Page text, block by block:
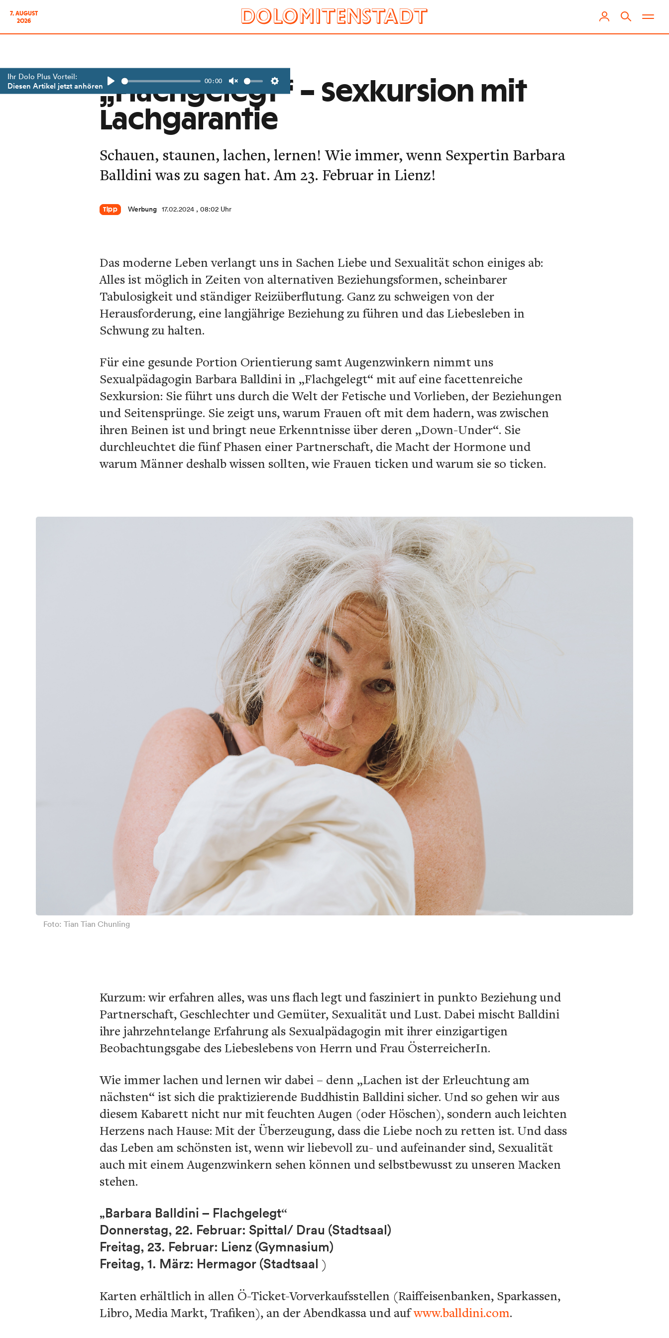
7. AUGUST
2026
Ihr Dolo Plus Vorteil:
Diesen Artikel jetzt anhören
Play
00:00
Unmute Settings
„Flachgelegt“ – Sexkursion mit
Lachgarantie
Schauen, staunen, lachen, lernen! Wie immer, wenn Sexpertin Barbara
Balldini was zu sagen hat. Am 23. Februar in Lienz!
Tipp Werbung 17.02.2024 , 08:02 Uhr
Das moderne Leben verlangt uns in Sachen Liebe und Sexualität schon einiges ab:
Alles ist möglich in Zeiten von alternativen Beziehungsformen, scheinbarer
Tabulosigkeit und ständiger Reizüberflutung. Ganz zu schweigen von der
Herausforderung, eine langjährige Beziehung zu führen und das Liebesleben in
Schwung zu halten.
Für eine gesunde Portion Orientierung samt Augenzwinkern nimmt uns
Sexualpädagogin Barbara Balldini in „Flachgelegt“ mit auf eine facettenreiche
Sexkursion: Sie führt uns durch die Welt der Fetische und Vorlieben, der Beziehungen
und Seitensprünge. Sie zeigt uns, warum Frauen oft mit dem hadern, was zwischen
ihren Beinen ist und bringt neue Erkenntnisse über deren „Down-Under“. Sie
durchleuchtet die fünf Phasen einer Partnerschaft, die Macht der Hormone und
warum Männer deshalb wissen sollten, wie Frauen ticken und warum sie so ticken.
Foto: Tian Tian Chunling
Kurzum: wir erfahren alles, was uns flach legt und fasziniert in punkto Beziehung und
Partnerschaft, Geschlechter und Gemüter, Sexualität und Lust. Dabei mischt Balldini
ihre jahrzehntelange Erfahrung als Sexualpädagogin mit ihrer einzigartigen
Beobachtungsgabe des Liebeslebens von Herrn und Frau ÖsterreicherIn.
Wie immer lachen und lernen wir dabei – denn „Lachen ist der Erleuchtung am
nächsten“ ist sich die praktizierende Buddhistin Balldini sicher. Und so gehen wir aus
diesem Kabarett nicht nur mit feuchten Augen (oder Höschen), sondern auch leichten
Herzens nach Hause: Mit der Überzeugung, dass die Liebe noch zu retten ist. Und dass
das Leben am schönsten ist, wenn wir liebevoll zu- und aufeinander sind, Sexualität
auch mit einem Augenzwinkern sehen können und selbstbewusst zu unseren Macken
stehen.
„Barbara Balldini – Flachgelegt“
Donnerstag, 22. Februar: Spittal/ Drau (Stadtsaal)
Freitag, 23. Februar: Lienz (Gymnasium)
Freitag, 1. März: Hermagor (Stadtsaal )
Karten erhältlich in allen Ö-Ticket-Vorverkaufsstellen (Raiffeisenbanken, Sparkassen,
Libro, Media Markt, Trafiken), an der Abendkassa und aufwww.balldini.com.